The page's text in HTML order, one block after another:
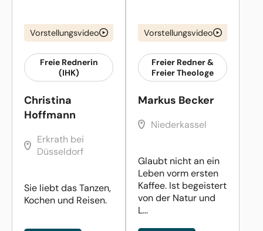
Vorstellungsvideo
Freie Rednerin
(IHK)
Christina
Hoffmann
Erkrath bei
Düsseldorf
Sie liebt das Tanzen,
Kochen und Reisen.
Vorstellungsvideo
Freier Redner &
Freier Theologe
Markus Becker
Niederkassel
Glaubt nicht an ein
Leben vorm ersten
Kaffee. Ist begeistert
von der Natur und
L...